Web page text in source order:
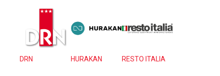
DRN HURAKAN RESTO ITALIA